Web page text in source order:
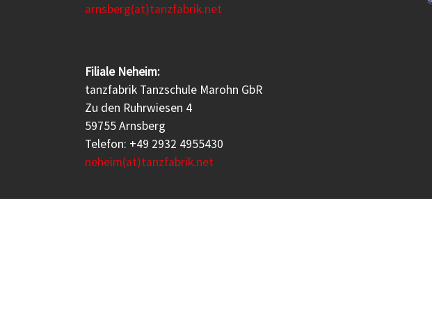
arnsberg(at)tanzfabrik.net
Filiale Neheim:
tanzfabrik Tanzschule Marohn GbR
Zu den Ruhrwiesen 4
59755 Arnsberg
Telefon: +49 2932 4955430
neheim(at)tanzfabrik.net